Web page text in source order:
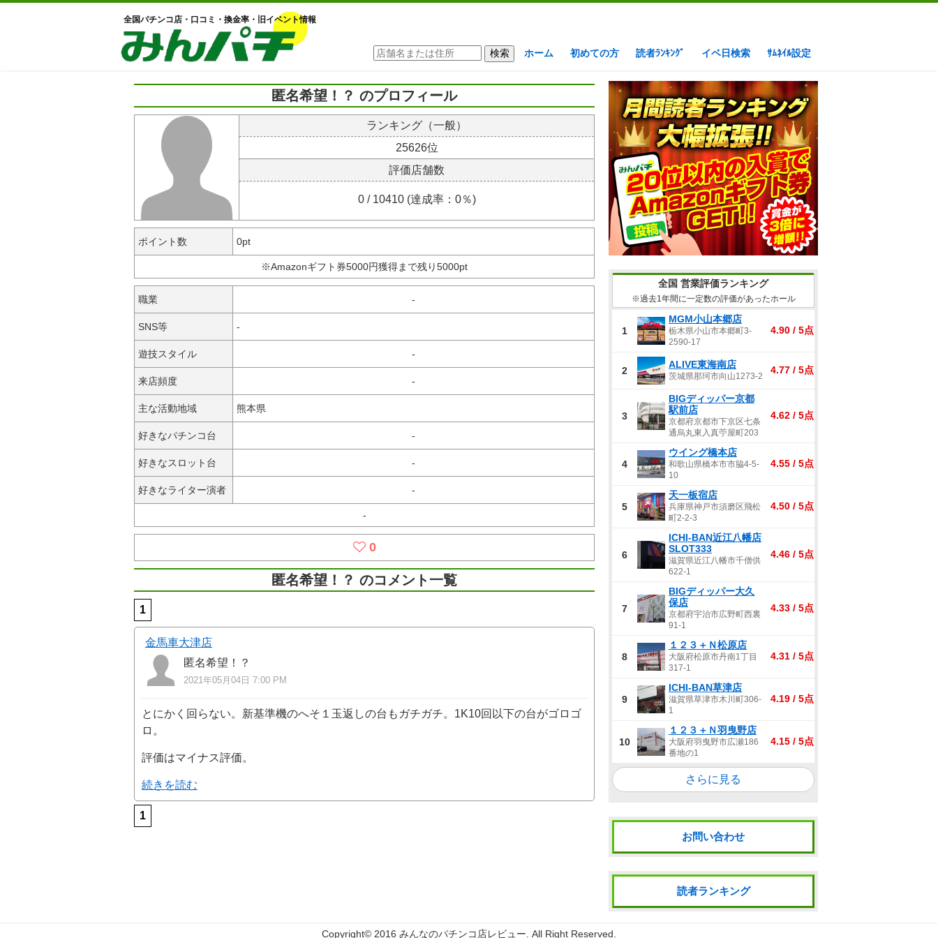
全国パチンコ店・口コミ・換金率・旧イベント情報
ホーム 初めての方 読者ﾗﾝｷﾝｸﾞ イベ日検索 ｻﾑﾈｲﾙ設定
匿名希望！？ のプロフィール
ランキング（一般）
25626位
評価店舗数
0 / 10410 (達成率：0％)
ポイント数 0pt
※Amazonギフト券5000円獲得まで残り5000pt
職業 -
SNS等 -
遊技スタイル -
来店頻度 -
主な活動地域 熊本県
好きなパチンコ台 -
好きなスロット台 -
好きなライター演者 -
-
0
匿名希望！？ のコメント一覧
1
金馬車大津店
匿名希望！？
2021年05月04日 7:00 PM
とにかく回らない。新基準機のへそ１玉返しの台もガチガチ。1K10回以下の台がゴロゴ
ロ。
評価はマイナス評価。
続きを読む
1
全国 営業評価ランキング
※過去1年間に一定数の評価があったホール
1
MGM小山本郷店
栃木県小山市本郷町3-
2590-17
4.90 / 5点
2
ALIVE東海南店
茨城県那珂市向山1273-2
4.77 / 5点
3
BIGディッパー京都
駅前店
京都府京都市下京区七条
通烏丸東入真苧屋町203
4.62 / 5点
4
ウイング橋本店
和歌山県橋本市市脇4-5-
10
4.55 / 5点
5
天一板宿店
兵庫県神戸市須磨区飛松
町2-2-3
4.50 / 5点
6
ICHI-BAN近江八幡店
SLOT333
滋賀県近江八幡市千僧供
622-1
4.46 / 5点
7
BIGディッパー大久
保店
京都府宇治市広野町西裏
91-1
4.33 / 5点
8
１２３＋Ｎ松原店
大阪府松原市丹南1丁目
317-1
4.31 / 5点
9
ICHI-BAN草津店
滋賀県草津市木川町306-
1
4.19 / 5点
10
１２３＋Ｎ羽曳野店
大阪府羽曳野市広瀬186
番地の1
4.15 / 5点
さらに見る
お問い合わせ
読者ランキング
Copyright© 2016 みんなのパチンコ店レビュー. All Right Reserved.